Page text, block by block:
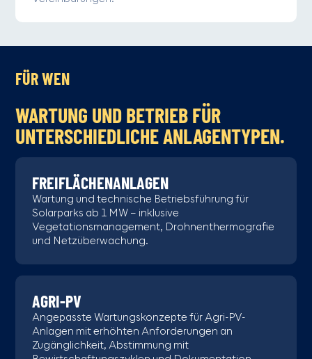
FÜR WEN
WARTUNG UND BETRIEB FÜR
UNTERSCHIEDLICHE ANLAGENTYPEN.
FREIFLÄCHENANLAGEN
Wartung und technische Betriebsführung für
Solarparks ab 1 MW – inklusive
Vegetationsmanagement, Drohnenthermografie
und Netzüberwachung.
AGRI-PV
Angepasste Wartungskonzepte für Agri-PV-
Anlagen mit erhöhten Anforderungen an
Zugänglichkeit, Abstimmung mit